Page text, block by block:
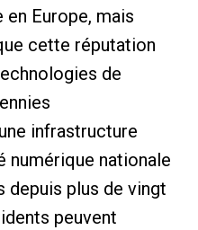
en Europe, mais
cette réputation
de
infrastructure
numérique nationale
depuis plus de vingt
peuvent